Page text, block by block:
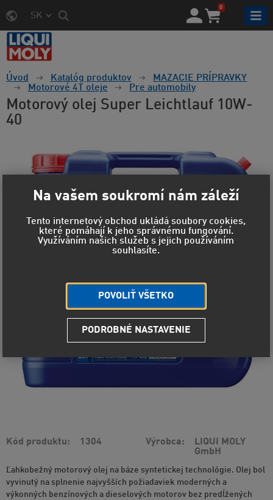
SK
0
Úvod Katalóg produktov
MAZACIE PRÍPRAVKY
Motorové 4T oleje
Pre automobily
Motorový olej Super Leichtlauf 10W-
40
Kód produktu 1304 Výrobca
LIQUI MOLY
GmbH
Ľahkobežný motorový olej na báze syntetickej technológie. Olej bol
vyvinutý na splnenie najvyšších požiadaviek moderných a
výkonných benzínových a dieselových motorov bez predĺžených
Na vašem soukromí nám záleží
Tento internetový obchod ukládá soubory cookies,
které pomáhají k jeho správnému fungování.
Využíváním našich služeb s jejich používáním
souhlasíte.
POVOLIŤ VŠETKO
PODROBNÉ NASTAVENIE